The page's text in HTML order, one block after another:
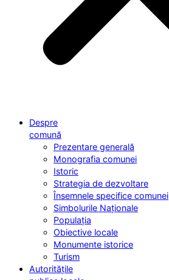
Despre
comună
Prezentare generală
Monografia comunei
Istoric
Strategia de dezvoltare
Însemnele specifice comunei
Simbolurile Naționale
Populația
Obiective locale
Monumente istorice
Turism
Autoritățile